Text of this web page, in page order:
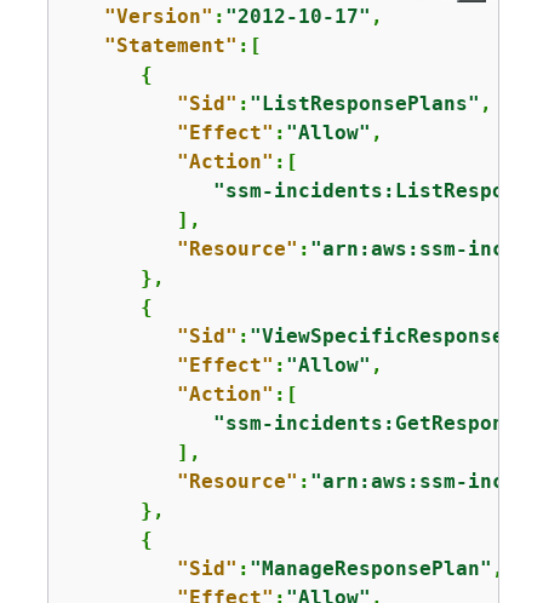
"Version" : "2012-10-17" ,
"Statement" :[
{
"Sid" : "ListResponsePlans" ,
"Effect" : "Allow" ,
"Action" :[
"ssm-
         ],
"Resource" : "arn:aws:ssm-
      },
{
"Sid" :
"Effect" : "Allow" ,
"Action" :[
"ssm-
         ],
"Resource" : "arn:aws:ssm-
      },
{
"Sid" : "ManageResponsePlan" ,
"Effect" : "Allow" ,